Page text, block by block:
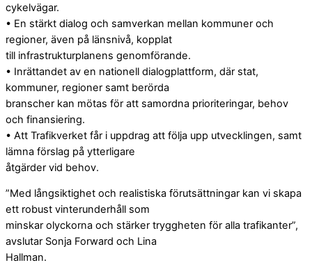
cykelvägar.
• En stärkt dialog och samverkan mellan kommuner och
regioner, även på länsnivå, kopplat
till infrastrukturplanens genomförande.
• Inrättandet av en nationell dialogplattform, där stat,
kommuner, regioner samt berörda
branscher kan mötas för att samordna prioriteringar, behov
och finansiering.
• Att Trafikverket får i uppdrag att följa upp utvecklingen, samt
lämna förslag på ytterligare
åtgärder vid behov.
”Med långsiktighet och realistiska förutsättningar kan vi skapa
ett robust vinterunderhåll som
minskar olyckorna och stärker tryggheten för alla trafikanter”,
avslutar Sonja Forward och Lina
Hallman.